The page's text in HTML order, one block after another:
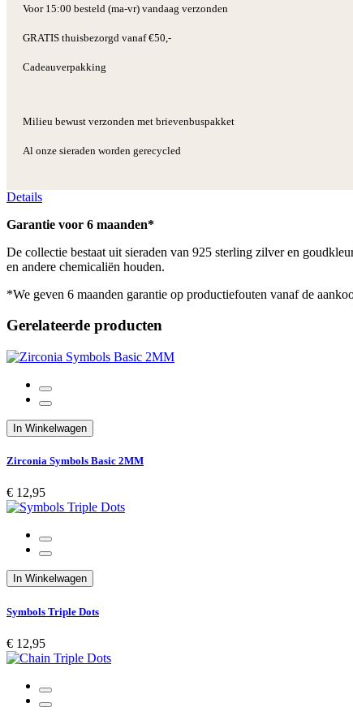
Voor 15:00 besteld (ma-vr) vandaag verzonden
GRATIS thuisbezorgd vanaf €50,-
Cadeauverpakking
Milieu bewust verzonden met brievenbuspakket
Al onze sieraden worden gerecycled
Details
Garantie voor 6 maanden*
De collectie bestaat uit sieraden van 925 sterling zilver en
en andere chemicaliën houden.
*We geven 6 maanden garantie op productiefouten vanaf de
Gerelateerde producten
In Winkelwagen
Zirconia Symbols Basic 2MM
€ 12,95
In Winkelwagen
Symbols Triple Dots
€ 12,95